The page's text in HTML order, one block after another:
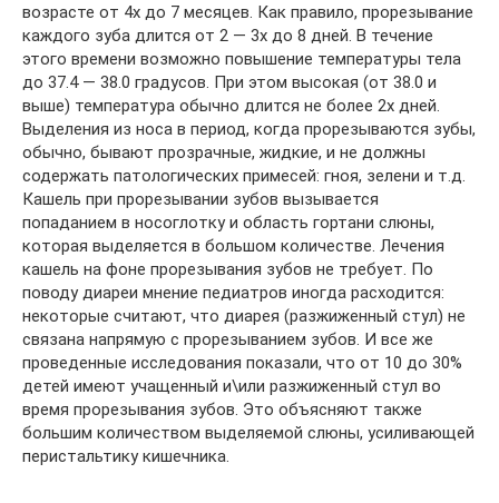
возрасте от 4х до 7 месяцев. Как правило, прорезывание
каждого зуба длится от 2 — 3х до 8 дней. В течение
этого времени возможно повышение температуры тела
до 37.4 — 38.0 градусов. При этом высокая (от 38.0 и
выше) температура обычно длится не более 2х дней.
Выделения из носа в период, когда прорезываются зубы,
обычно, бывают прозрачные, жидкие, и не должны
содержать патологических примесей: гноя, зелени и т.д.
Кашель при прорезывании зубов вызывается
попаданием в носоглотку и область гортани слюны,
которая выделяется в большом количестве. Лечения
кашель на фоне прорезывания зубов не требует. По
поводу диареи мнение педиатров иногда расходится:
некоторые считают, что диарея (разжиженный стул) не
связана напрямую с прорезыванием зубов. И все же
проведенные исследования показали, что от 10 до 30%
детей имеют учащенный и\или разжиженный стул во
время прорезывания зубов. Это объясняют также
большим количеством выделяемой слюны, усиливающей
перистальтику кишечника.